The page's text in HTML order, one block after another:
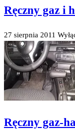
Ręczny gaz i
27 sierpnia 2011
Ręczny gaz-